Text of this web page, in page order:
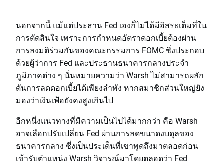
นอกจากนี้ แม้แต่ประธาน Fed เองก็ไม่ได้มีอิสระเต็มที่ใน
การตัดสินใจ เพราะการกำหนดอัตราดอกเบี้ยต้องผ่าน
การลงมติร่วมกันของคณะกรรมการ FOMC ซึ่งประกอบ
ด้วยผู้ว่าการ Fed และประธานธนาคารกลางประจำ
ภูมิภาคต่าง ๆ นั่นหมายความว่า Warsh ไม่สามารถผลัก
ดันการลดดอกเบี้ยได้เพียงลำพัง หากสมาชิกส่วนใหญ่ยัง
มองว่าเงินเฟ้อยังคงสูงเกินไป
อีกหนึ่งแนวทางที่มีความเป็นไปได้มากกว่า คือ Warsh
อาจเลือกปรับเปลี่ยน Fed ผ่านการลดขนาดงบดุลของ
ธนาคารกลาง ซึ่งเป็นประเด็นที่เขาพูดถึงมาตลอดก่อน
เข้ารับตำแหน่ง Warsh วิจารณ์มาโดยตลอดว่า Fed